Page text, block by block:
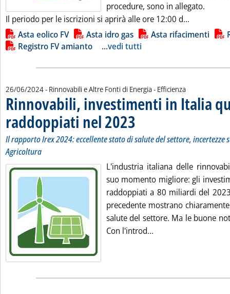
procedure, sono in allegato.
Il periodo per le iscrizioni si aprirà alle ore 12:00 d...
Lista allegati PDF alla notizia
Asta eolico FV Asta idro gas Asta rifacimenti
Registro FV amianto
...vedi tutti
26/06/2024- Rinnovabili e Altre Fonti di Energia - Efficienza
Rinnovabili, investimenti in Italia
raddoppiati nel 2023 . Sottotitolo: Il rapporto Irex 2024:
. Pubblicata mercoledì 26 giugno
Il rapporto Irex 2024: eccellente stato di salute del settore, incertezze
Agricoltura
L'industria italiana delle
suo momento migliore: gli
raddoppiati a 80 miliardi del
precedente mostrano
salute del settore. Ma le buone
Con l'introd...